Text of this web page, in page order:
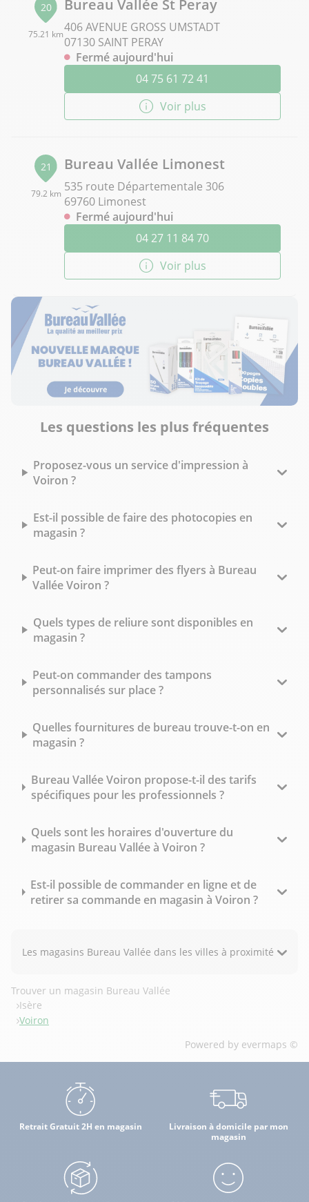
20
75.21 km
Bureau Vallée St Peray
406 AVENUE GROSS UMSTADT
07130 SAINT PERAY
Fermé aujourd'hui
04 75 61 72 41
Voir plus
21
79.2 km
Bureau Vallée Limonest
535 route Départementale 306
69760 Limonest
Fermé aujourd'hui
04 27 11 84 70
Voir plus
Les questions les plus fréquentes
Proposez-vous un service d'impression à
Voiron ?
Est-il possible de faire des photocopies en
magasin ?
Peut-on faire imprimer des flyers à Bureau
Vallée Voiron ?
Quels types de reliure sont disponibles en
magasin ?
Peut-on commander des tampons
personnalisés sur place ?
Quelles fournitures de bureau trouve-t-on en
magasin ?
Bureau Vallée Voiron propose-t-il des tarifs
spécifiques pour les professionnels ?
Quels sont les horaires d'ouverture du
magasin Bureau Vallée à Voiron ?
Est-il possible de commander en ligne et de
retirer sa commande en magasin à Voiron ?
Les magasins Bureau Vallée dans les villes à proximité
Trouver un magasin Bureau Vallée
Isère
Voiron
Powered by evermaps ©
Retrait Gratuit 2H en magasin
Livraison à domicile par mon
magasin